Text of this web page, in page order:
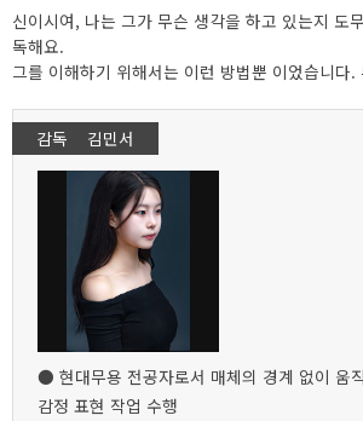
신이시여, 나는 그가 무슨 생각을 하고 있는지 도
독해요.
그를 이해하기 위해서는 이런 방법뿐 이었습니다
감독 김민서
● 현대무용 전공자로서 매체의 경계 없이 움
감정 표현 작업 수행